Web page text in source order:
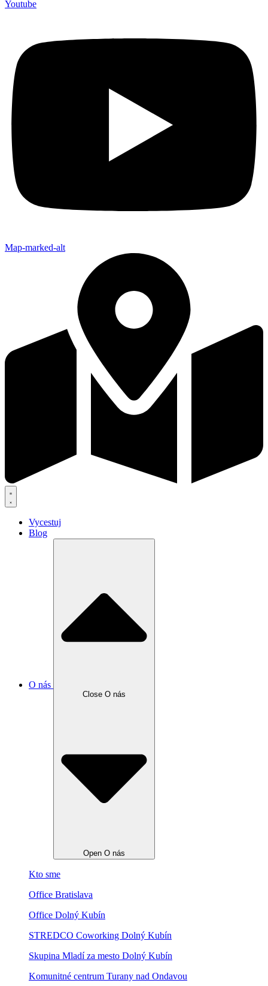
Youtube
Map-marked-alt
Vycestuj
Blog
O nás
Close O nás
Open O nás
Kto sme
Office Bratislava
Office Dolný Kubín
STREDCO Coworking Dolný Kubín
Skupina Mladí za mesto Dolný Kubín
Komunitné centrum Turany nad Ondavou